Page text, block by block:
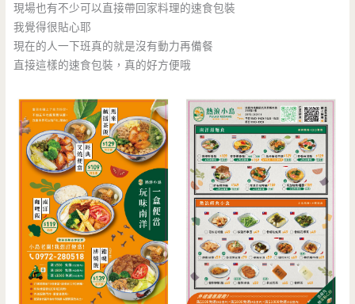
現場也有不少可以直接帶回家料理的速食包裝
我覺得很貼心耶
現在的人一下班真的就是沒有動力再備餐
直接這樣的速食包裝，真的好方便哦